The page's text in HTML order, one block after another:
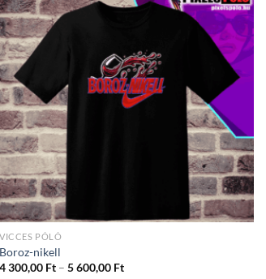
VICCES PÓLÓ
Boroz-nikell
4 300,00 Ft – 5 600,00 FtÁrtartomány: